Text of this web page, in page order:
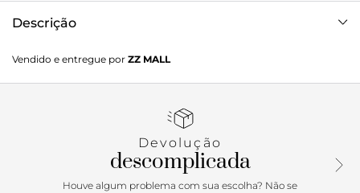
Descrição
baixa emborrachada, bege e com mini travas. Traz costuras
na lateral e aplicação em couro branco no calcanhar. Com
cadarços brancos e tag do nome da marca na língua.
Vendido e entregue por ZZ MALL
Devolução
descomplicada
Houve algum problema com sua escolha? Não se